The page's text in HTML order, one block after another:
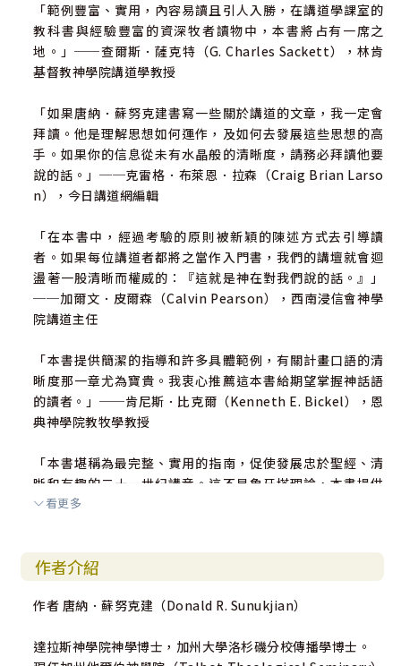
「範例豐富、實用，內容易讀且引人入勝，在講道學課室的
教科書與經驗豐富的資深牧者讀物中，本書將占有一席之
地。」──查爾斯．薩克特（G. Charles Sackett），林肯
基督教神學院講道學教授
「如果唐納．蘇努克建書寫一些關於講道的文章，我一定會
拜讀。他是理解思想如何運作，及如何去發展這些思想的高
手。如果你的信息從未有水晶般的清晰度，請務必拜讀他要
說的話。」──克雷格．布萊恩．拉森（Craig Brian Larso
n），今日講道網編輯
「在本書中，經過考驗的原則被新穎的陳述方式去引導讀
者。如果每位講道者都將之當作入門書，我們的講壇就會迴
盪著一股清晰而權威的：『這就是神在對我們說的話。』」
──加爾文．皮爾森（Calvin Pearson），西南浸信會神學
院講道主任
「本書提供簡潔的指導和許多具體範例，有關計畫口語的清
晰度那一章尤為寶貴。我衷心推薦這本書給期望掌握神話語
的讀者。」──肯尼斯．比克爾（Kenneth E. Bickel），恩
典神學院教牧學教授
「本書堪稱為最完整、實用的指南，促使發展忠於聖經、清
晰和有趣的二十一世紀講章。這不是象牙塔理論，本書提供
了腳踏實地的見解和充足的實例，為每位講道者激發出許多
看更多
作者介紹
作者 唐納．蘇努克建（Donald R. Sunukjian）
達拉斯神學院神學博士，加州大學洛杉磯分校傳播學博士。